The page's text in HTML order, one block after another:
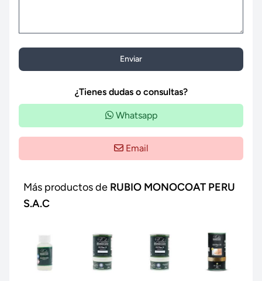
Enviar
¿Tienes dudas o consultas?
Whatsapp
Email
Más productos de RUBIO MONOCOAT PERU
S.A.C